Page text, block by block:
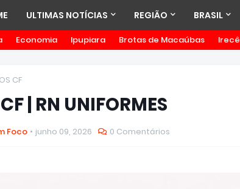
ULTIMAS NOTÍCIAS REGIÃO BRASIL
Economia Ipupiara Brotas de Macaúbas Irecê
CF
| RN UNIFORMES
Foco junho 09, 2026 0 Comentários